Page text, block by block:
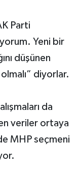
Parti
Yeni bir
düşünen
diyorlar.
da
veriler ortaya
MHP seçmeni